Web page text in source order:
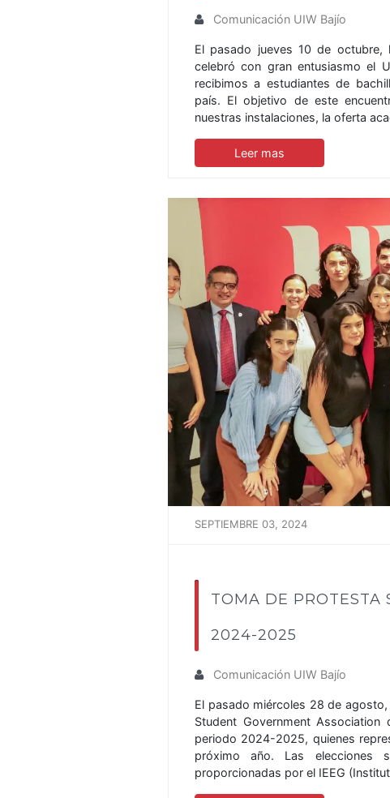
Comunicación UIW Bajío
El pasado jueves 10 de octubre,
celebró con gran entusiasmo el
recibimos a estudiantes de
país. El objetivo de este
nuestras instalaciones, la oferta
Leer mas
SEPTIEMBRE 03, 2024
TOMA DE PROTESTA
2024-2025
Comunicación UIW Bajío
El pasado miércoles 28 de
Student Government
periodo 2024-2025, quienes
próximo año. Las elecciones
proporcionadas por el IEEG